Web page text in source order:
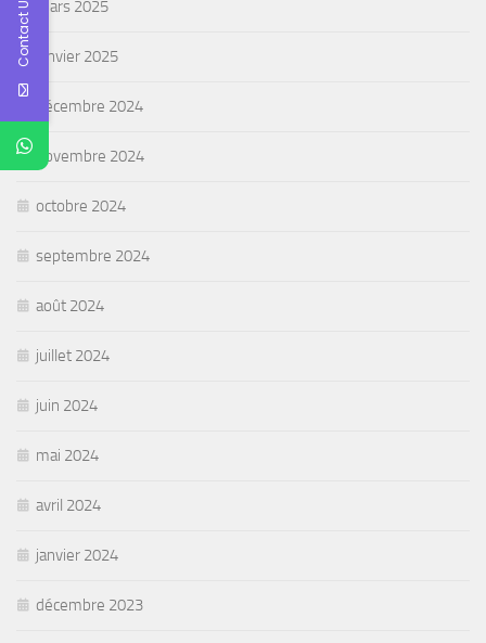
mars 2025
janvier 2025
décembre 2024
novembre 2024
octobre 2024
septembre 2024
août 2024
juillet 2024
juin 2024
mai 2024
avril 2024
janvier 2024
décembre 2023
Contact Us